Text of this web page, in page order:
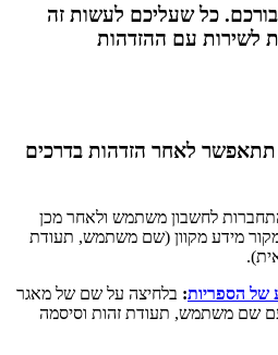
כל שעליכם לעשות זה
לשירות עם ההזדהות
תתאפשר לאחר הזדהות בדרכים
לחשבון משתמש ולאחר מכן
מידע מקוון (שם משתמש, תעודת
של הספריות: בלחיצה על שם של מאגר
שם משתמש, תעודת זהות וסיסמה